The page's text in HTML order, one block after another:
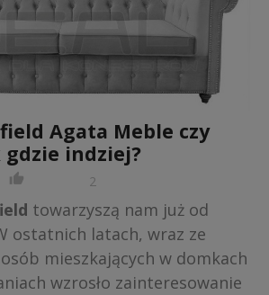
Agata Meble czy
gdzie indziej?
thumb_up_alt 2
towarzyszą nam już od
ostatnich latach, wraz ze
mieszkających w domkach
wzrosło zainteresowanie